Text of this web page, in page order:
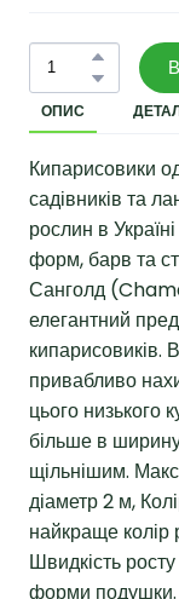
ОПИС
Кипарисовики
садівників та
рослин в
форм, барв та
Санголд
елегантний
кипарисовиків.
привабливо
цього низького
більше в
щільнішим.
діаметр 2 м,
найкраще колір
Швидкість
форми подушки.